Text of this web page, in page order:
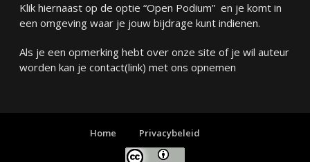
Klik hiernaast op de optie “Open Podium” en je komt in
een omgeving waar je jouw bijdrage kunt indienen.
Als je een opmerking hebt over onze site of je wil auteur
worden kan je contact(link) met ons opnemen
Home Privacybeleid